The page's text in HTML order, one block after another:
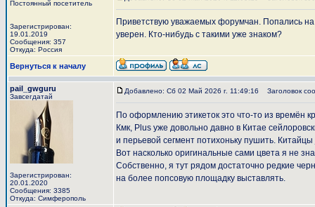
Постоянный посетитель
Зарегистрирован:
19.01.2019
Сообщения: 357
Откуда: Россия
Приветствую уважаемых форумчан. Попались
уверен. Кто-нибудь с такими уже знаком?
Вернуться к началу
pail_gwguru
Завсегдатай
Зарегистрирован:
20.01.2020
Сообщения: 3385
Откуда: Симферополь
Добавлено: Сб 02 Май 2026 г. 11:49:16 Заголовок
По оформлению этикеток это что-то из времён
Кмк, Plus уже довольно давно в Китае
и перьевой сегмент потихоньку пушить.
Вот насколько оригинальные сами цвета я не
Собственно, я тут рядом достаточно редкие
на более попсовую площадку выставлять.